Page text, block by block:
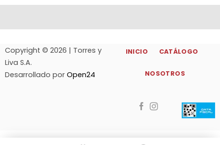
Copyright © 2026 | Torres y
Liva S.A.
Desarrollado por Open24
INICIO CATÁLOGO
NOSOTROS